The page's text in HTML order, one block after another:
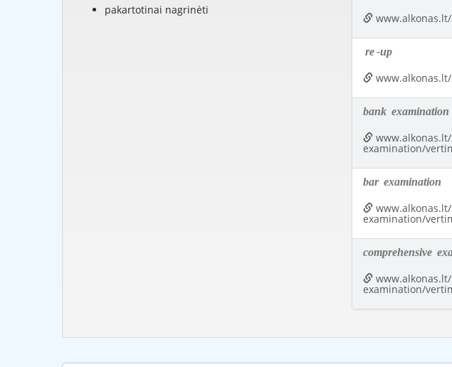
pakartotinai nagrinėti
re-up
bank examination
examination/
bar examination
examination/
comprehensive
examination/